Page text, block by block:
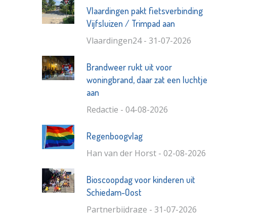
Vlaardingen pakt fietsverbinding
Vijfsluizen / Trimpad aan
Vlaardingen24 - 31-07-2026
Brandweer rukt uit voor
woningbrand, daar zat een luchtje
aan
Redactie - 04-08-2026
Regenboogvlag
Han van der Horst - 02-08-2026
Bioscoopdag voor kinderen uit
Schiedam-Oost
Partnerbijdrage - 31-07-2026